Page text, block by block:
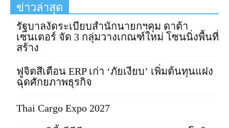
ข่าวล่าสุด
รัฐบาลงัดระเบียบสำนักนายกฯคุม ดาต้า
เซนเตอร์ จัด 3 กลุ่มวางเกณฑ์ใหม่ โซนนิ่งพื้นที่
สร้าง
ฟูจิตสึเตือน ERP เก่า ‘ภัยเงียบ’ เพิ่มต้นทุนแฝง
ฉุดศักยภาพธุรกิจ
Thai Cargo Expo 2027